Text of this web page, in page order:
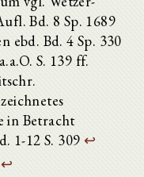
Bd. 8 Sp. 1689
ebd. Bd. 4 Sp. 330
S. 139 ff.
in Betracht
1-12 S. 309 ↩
↩